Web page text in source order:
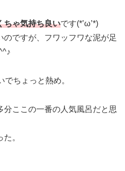
ちゃ気持ち良いです(*’ω’*)
ですが、フワッフワな泥が足
でちょっと熱め。
分ここの一番の人気風呂だと思
。